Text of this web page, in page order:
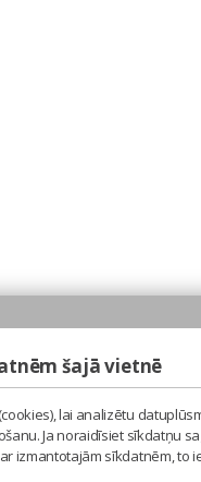
šajā vietnē
lai analizētu
Ja noraidīsiet sīkdatņu
izmantotajām sīkdatnēm,